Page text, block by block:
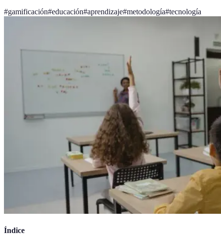
#gamificación#educación#aprendizaje#metodología#tecnología
Índice